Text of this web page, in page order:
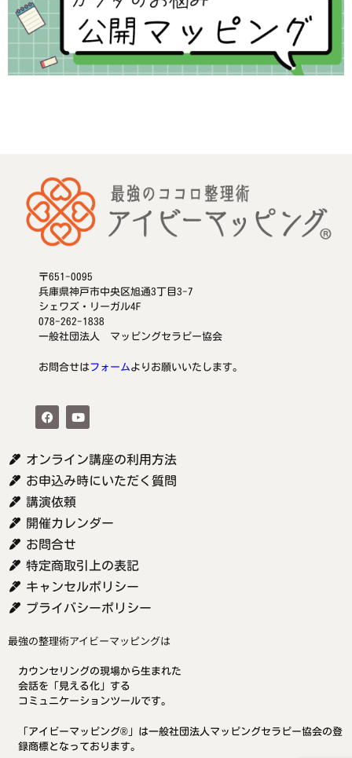
〒651-0095
兵庫県神戸市中央区旭通3丁目3-7
シェワズ・リーガル4F
078-262-1838
一般社団法人 マッピングセラピー協会
お問合せはフォームよりお願いいたします。
オンライン講座の利用方法
お申込み時にいただく質問
講演依頼
開催カレンダー
お問合せ
特定商取引上の表記
キャンセルポリシー
プライバシーポリシー
最強の整理術アイビーマッピングは
カウンセリングの現場から生まれた
会話を「見える化」する
コミュニケーションツールです。
「アイビーマッピング®」は一般社団法人マッピングセラピー協会の登
録商標となっております。